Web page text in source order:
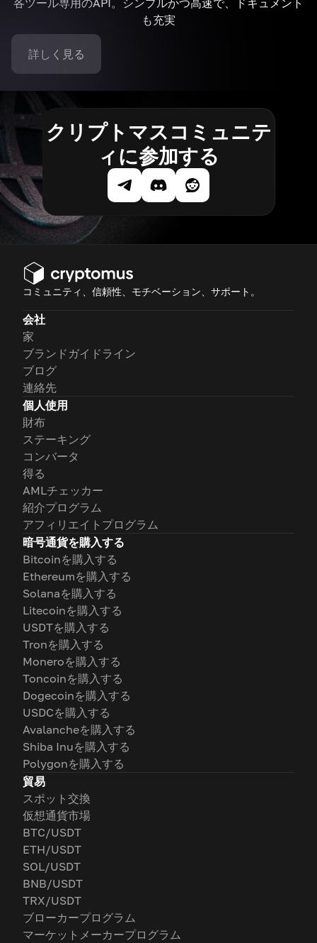
各ツール専用のAPI。シンプルかつ高速で、ドキュメント
も充実
詳しく見る
クリプトマスコミュニテ
ィに参加する
コミュニティ、信頼性、モチベーション、サポート。
会社
家
ブランドガイドライン
ブログ
連絡先
個人使用
財布
ステーキング
コンバータ
得る
AMLチェッカー
紹介プログラム
アフィリエイトプログラム
暗号通貨を購入する
Bitcoinを購入する
Ethereumを購入する
Solanaを購入する
Litecoinを購入する
USDTを購入する
Tronを購入する
Moneroを購入する
Toncoinを購入する
Dogecoinを購入する
USDCを購入する
Avalancheを購入する
Shiba Inuを購入する
Polygonを購入する
貿易
スポット交換
仮想通貨市場
BTC/USDT
ETH/USDT
SOL/USDT
BNB/USDT
TRX/USDT
ブローカープログラム
マーケットメーカープログラム